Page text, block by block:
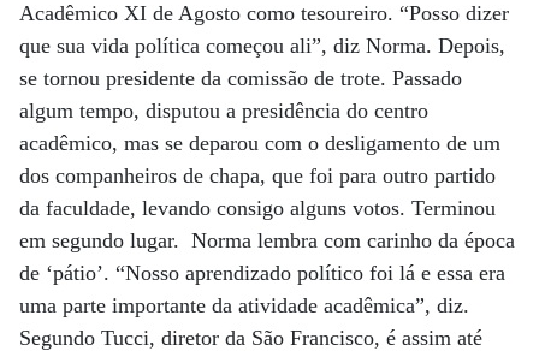
Acadêmico XI de Agosto como tesoureiro. “Posso dizer
que sua vida política começou ali”, diz Norma. Depois,
se tornou presidente da comissão de trote. Passado
algum tempo, disputou a presidência do centro
acadêmico, mas se deparou com o desligamento de um
dos companheiros de chapa, que foi para outro partido
da faculdade, levando consigo alguns votos. Terminou
em segundo lugar. Norma lembra com carinho da época
de ‘pátio’. “Nosso aprendizado político foi lá e essa era
uma parte importante da atividade acadêmica”, diz.
Segundo Tucci, diretor da São Francisco, é assim até